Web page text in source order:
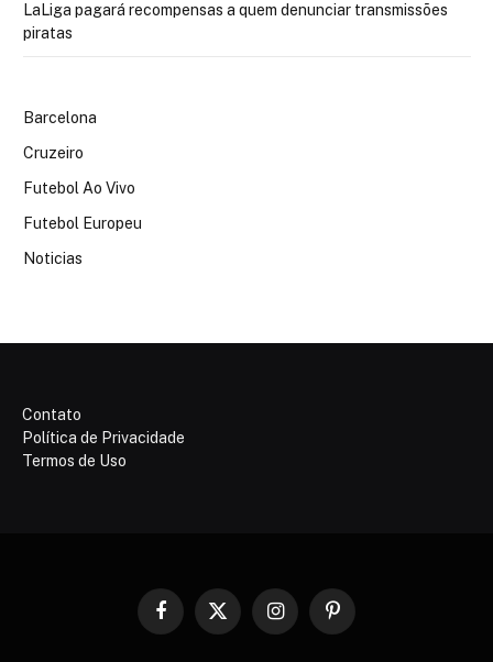
LaLiga pagará recompensas a quem denunciar transmissões
piratas
Barcelona
Cruzeiro
Futebol Ao Vivo
Futebol Europeu
Noticias
Contato
Política de Privacidade
Termos de Uso
Facebook
X
InstagramPinterest